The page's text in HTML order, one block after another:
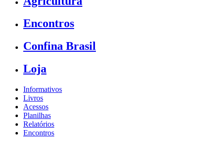
Encontros
Confina Brasil
Loja
Informativos
Livros
Acessos
Planilhas
Relatórios
Encontros